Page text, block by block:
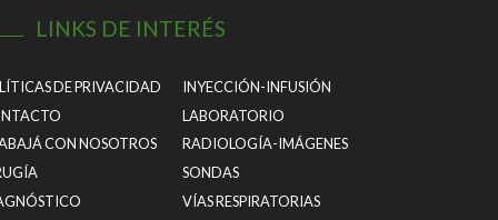
LINKS DE INTERÉS
DE PRIVACIDAD
CON NOSOTROS
INYECCIÓN-INFUSIÓN
LABORATORIO
RADIOLOGÍA-IMÁGENES
SONDAS
VÍAS RESPIRATORIAS